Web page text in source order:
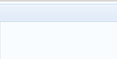
柏瑞桐 朱大鹏 李欣欣 李宏炬 李伟